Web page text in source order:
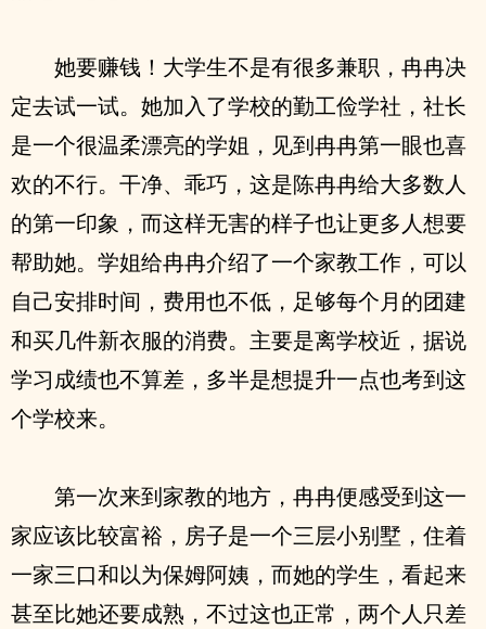
她要赚钱！大学生不是有很多兼职，冉冉决
定去试一试。她加入了学校的勤工俭学社，社长
是一个很温柔漂亮的学姐，见到冉冉第一眼也喜
欢的不行。干净、乖巧，这是陈冉冉给大多数人
的第一印象，而这样无害的样子也让更多人想要
帮助她。学姐给冉冉介绍了一个家教工作，可以
自己安排时间，费用也不低，足够每个月的团建
和买几件新衣服的消费。主要是离学校近，据说
学习成绩也不算差，多半是想提升一点也考到这
个学校来。
第一次来到家教的地方，冉冉便感受到这一
家应该比较富裕，房子是一个三层小别墅，住着
一家三口和以为保姆阿姨，而她的学生，看起来
甚至比她还要成熟，不过这也正常，两个人只差